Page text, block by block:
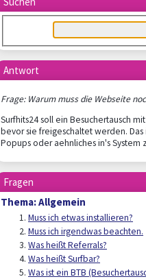
Antwort
Frage: Warum muss die Webseite
Surfhits24 soll ein Besuchertausch
bevor sie freigeschaltet werden.
Popups oder aehnliches in's System
Fragen
Thema: Allgemein
Muss ich etwas installieren?
Muss ich irgendwas beachten.
Was heißt Referrals?
Was heißt Surfbar?
Was ist ein BTB